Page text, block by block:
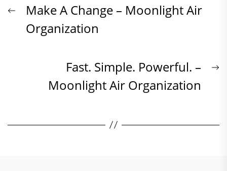
Beitrags-
Navigation
Previous
post:
Make A Change – Moonlight Air
Organization
Fast. Simple. Powerful. –
Moonlight Air Organization